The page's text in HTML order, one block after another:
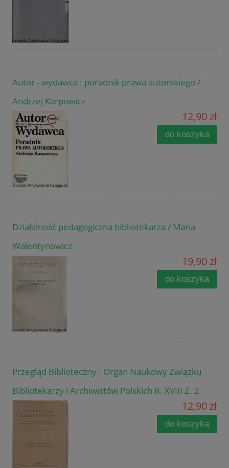
Autor - wydawca : poradnik prawa autorskiego /
Andrzej Karpowicz
12,90 zł
do koszyka
Działalność pedagogiczna bibliotekarza / Maria
Walentynowicz
19,90 zł
do koszyka
Przegląd Biblioteczny : Organ Naukowy Związku
Bibliotekarzy i Archiwistów Polskich R. XVIII Z. 2
12,90 zł
do koszyka